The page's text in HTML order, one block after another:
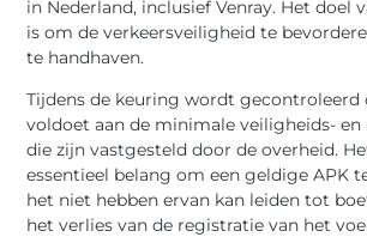
in Nederland, inclusief Venray. Het doel
is om de verkeersveiligheid te
te handhaven.
Tijdens de keuring wordt gecontroleerd
voldoet aan de minimale veiligheids-
die zijn vastgesteld door de overheid.
essentieel belang om een geldige APK
het niet hebben ervan kan leiden tot
het verlies van de registratie van het